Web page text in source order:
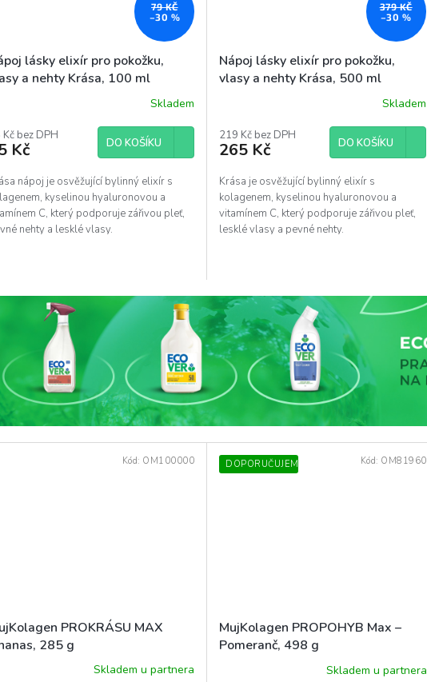
79 KČ
–30 %
lásky elixír pro pokožku,
a nehty Krása, 100 ml
Skladem
bez DPH
Kč DO KOŠÍKU
nápoj je osvěžující bylinný elixír s
kyselinou hyaluronovou a
C, který podporuje zářivou pleť,
nehty a lesklé vlasy.
379 KČ
–30 %
Nápoj lásky elixír pro pokožku,
vlasy a nehty Krása, 500 ml
produktu
je
z
5
hvězdiček.
Skladem
219 Kč bez DPH
265 Kč DO KOŠÍKU
Krása je osvěžující bylinný elixír s
kolagenem, kyselinou hyaluronovou a
vitamínem C, který podporuje zářivou pleť,
lesklé vlasy a pevné nehty.
PROKRÁSU MAX
285 g
Skladem u partnera
Kód: OM100000 DOPORUČUJEME
MujKolagen PROPOHYB Max –
Pomeranč, 498 g
Skladem u partnera
Kód: OM81960